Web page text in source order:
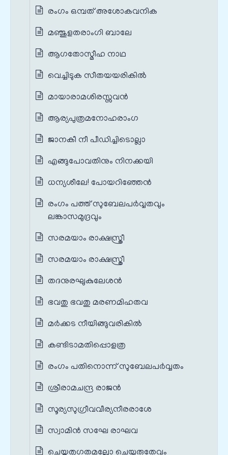
രംഗം ഒമ്പത് അശോകവനിക
മഞ്ജുളതരാംഗി ബാലേ
ആഗതോസ്മീഹ നാഥ
വെച്ചിടുക സീതയയരികിൽ
മായാരാമശിരസ്സവൻ
ആര്യപുത്രമനോഹരാംഗ
ജാനകീ നീ പീഡിച്ചിടൊല്ലാ
എങ്ങുപോവതിനും നിനക്കയി
ധന്യശീലേ! പോയറിഞ്ഞേൻ
രംഗം പത്ത് സുബേലപർവ്വതവും
ലങ്കാസമുദ്രവും
സരമയാം രാക്ഷസ്ത്രീ
സരമയാം രാക്ഷസ്ത്രീ
തദനുരഘുകുലേശൻ
ഭവതു ഭവതു മരണമിഹതവ
മർക്കട നീയിങ്ങുവരികിൽ
കണ്ടിടാമതിപ്പൊളത്ര
രംഗം പതിനൊന്ന് സുബേലപർവ്വതം
ശ്രീരാമചന്ദ്ര രാജൻ
സൂര്യസുഗ്രീവവീര്യനീരരാശേ
സ്വാമിൻ സഘേ രാഘവ
ചെയ്തതുഗതമല്ലോ ചെയ്യരുതേവം